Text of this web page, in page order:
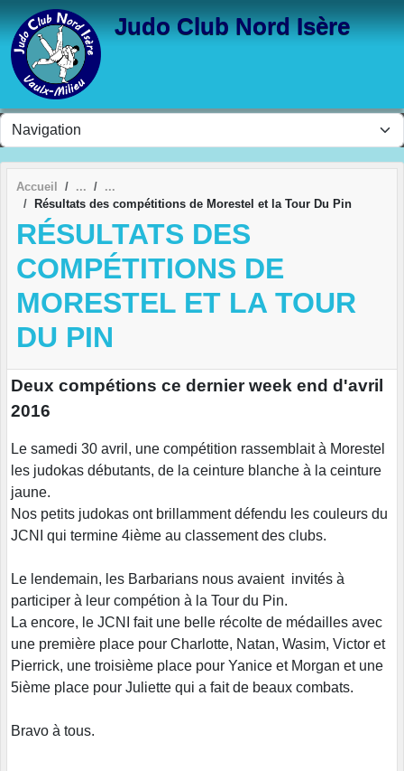
Judo Club Nord Isère
Accueil
Résultats des compétitions de Morestel et la Tour Du Pin
RÉSULTATS DES
COMPÉTITIONS DE
MORESTEL ET LA TOUR
DU PIN
Deux compétions ce dernier week end d'avril
2016
Le samedi 30 avril, une compétition rassemblait à Morestel
les judokas débutants, de la ceinture blanche à la ceinture
jaune.
Nos petits judokas ont brillamment défendu les couleurs du
JCNI qui termine 4ième au classement des clubs.
Le lendemain, les Barbarians nous avaient invités à
participer à leur compétion à la Tour du Pin.
La encore, le JCNI fait une belle récolte de médailles avec
une première place pour Charlotte, Natan, Wasim, Victor et
Pierrick, une troisième place pour Yanice et Morgan et une
5ième place pour Juliette qui a fait de beaux combats.
Bravo à tous.
Panneau de gestion des cookies